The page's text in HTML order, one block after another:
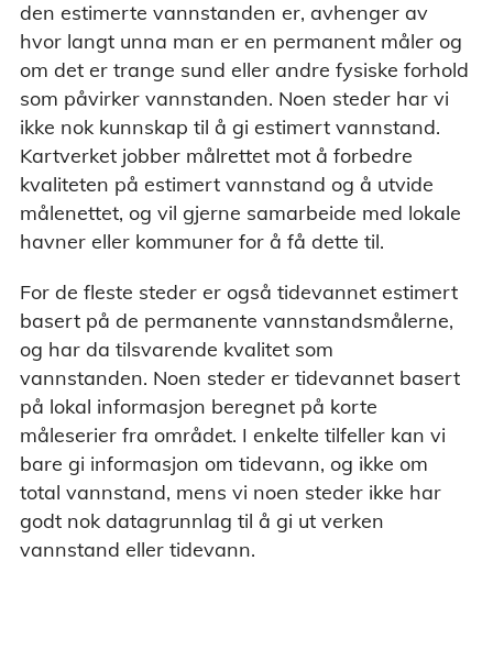
den estimerte vannstanden er, avhenger av
hvor langt unna man er en permanent måler og
om det er trange sund eller andre fysiske forhold
som påvirker vannstanden. Noen steder har vi
ikke nok kunnskap til å gi estimert vannstand.
Kartverket jobber målrettet mot å forbedre
kvaliteten på estimert vannstand og å utvide
målenettet, og vil gjerne samarbeide med lokale
havner eller kommuner for å få dette til.
For de fleste steder er også tidevannet estimert
basert på de permanente vannstandsmålerne,
og har da tilsvarende kvalitet som
vannstanden. Noen steder er tidevannet basert
på lokal informasjon beregnet på korte
måleserier fra området. I enkelte tilfeller kan vi
bare gi informasjon om tidevann, og ikke om
total vannstand, mens vi noen steder ikke har
godt nok datagrunnlag til å gi ut verken
vannstand eller tidevann.